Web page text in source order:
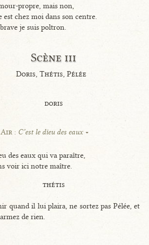
propre, mais non,
est chez moi dans son centre.
je suis poltron.
Scène iii
Doris, Thétis, Pélée
doris
Air : C’est le dieu des eaux
des eaux qui va paraître,
voir ici notre maître.
thétis
quand il lui plaira, ne sortez pas Pélée, et
de rien.